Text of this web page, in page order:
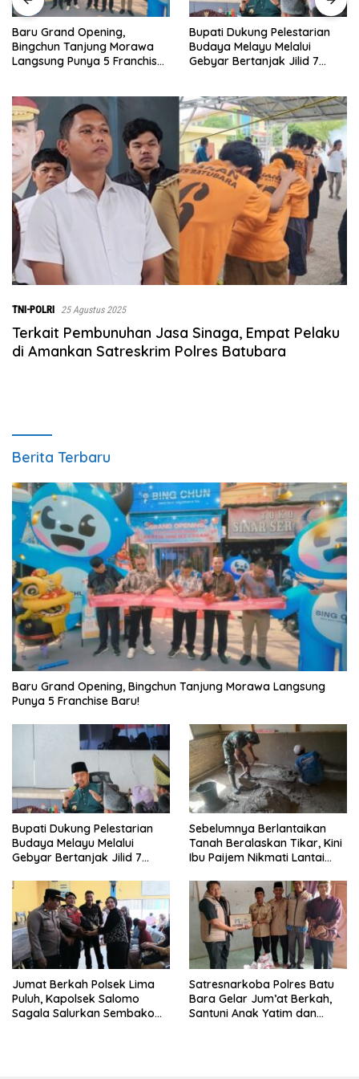
Bupati Dukung Pelestarian
Budaya Melayu Melalui
Gebyar Bertanjak Jilid 7
Sebelumnya Berlantaikan
Tanah Beralaskan Tikar, Kini
Ibu Paijem Nikmati Lantai
0208/Asahan
TNI-POLRI 25 Agustus 2025
Terkait Pembunuhan Jasa Sinaga, Empat Pelaku
di Amankan Satreskrim Polres Batubara
Berita Terbaru
‎Baru Grand Opening, Bingchun Tanjung Morawa Langsung
Punya 5 Franchise Baru!
Bupati Dukung Pelestarian
Budaya Melayu Melalui
Gebyar Bertanjak Jilid 7
Sebelumnya Berlantaikan
Tanah Beralaskan Tikar, Kini
Ibu Paijem Nikmati Lantai
Satgas TMMD Ke-129 Kodim
0208/Asahan
Jumat Berkah Polsek Lima
Puluh, Kapolsek Salomo
Sagala Salurkan Sembako
Satresnarkoba Polres Batu
Bara Gelar Jum’at Berkah,
Santuni Anak Yatim dan